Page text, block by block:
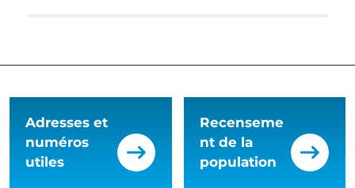
Adresses et
numéros
utiles
Recenseme
nt de la
population